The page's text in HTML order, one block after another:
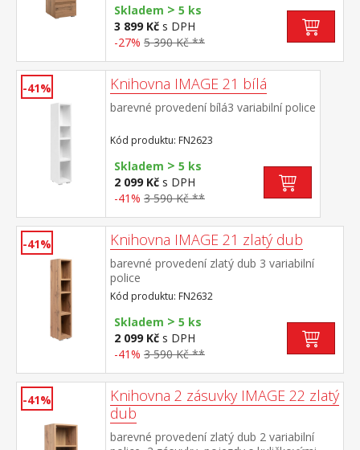
Skladem > 5 ks
3 899 Kč s DPH
-27% 5 390 Kč **
-41% Knihovna IMAGE 21 bílá
barevné provedení bílá3 variabilní police
Kód produktu: FN2623
Skladem > 5 ks
2 099 Kč s DPH
-41% 3 590 Kč **
-41% Knihovna IMAGE 21 zlatý dub
barevné provedení zlatý dub 3 variabilní
police
Kód produktu: FN2632
Skladem > 5 ks
2 099 Kč s DPH
-41% 3 590 Kč **
-41%
Knihovna 2 zásuvky IMAGE 22 zlatý
dub
barevné provedení zlatý dub 2 variabilní